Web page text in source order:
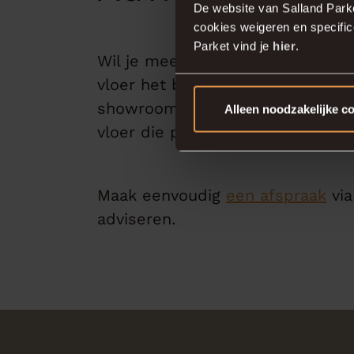
De website van Salland
cookies weigeren en
Parket vind je hier.
Alleen noodzakelijke
Wil je meer weten over het
vloer het beste kunt
showroom. Wij adviseren je
vloer die past bij jouw woning
Maak eenvoudig een afspraak
adviseren.